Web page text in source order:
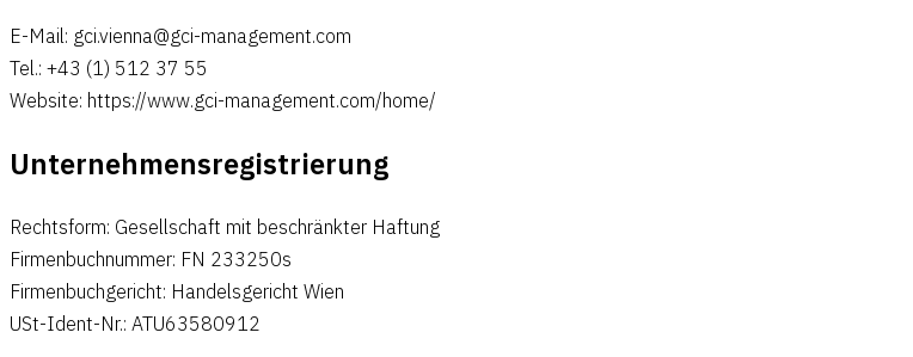
E-Mail: gci.vienna@gci-management.com
Tel.: +43 (1) 512 37 55
Website: https://www.gci-management.com/home/
Unternehmensregistrierung
Rechtsform: Gesellschaft mit beschränkter Haftung
Firmenbuchnummer: FN 233250s
Firmenbuchgericht: Handelsgericht Wien
USt-Ident-Nr.: ATU63580912